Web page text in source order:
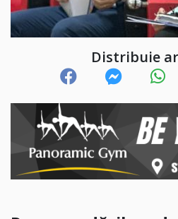
Distribuie